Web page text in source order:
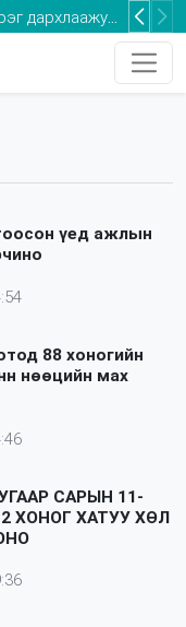
Та 2-5 насны хүүхдээ томуугийн эсрэг дархлаажуулалтад хамруулаарай
үед ажлын
88 хоногийн
нөөцийн мах
САРЫН 11-
ХОНОГ ХАТУУ ХӨЛ